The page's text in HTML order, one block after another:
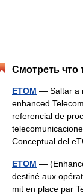
Смотреть что
ETOM — Saltar a
enhanced
referencial de
Conceptual del
ETOM —
destiné aux
mit en place par